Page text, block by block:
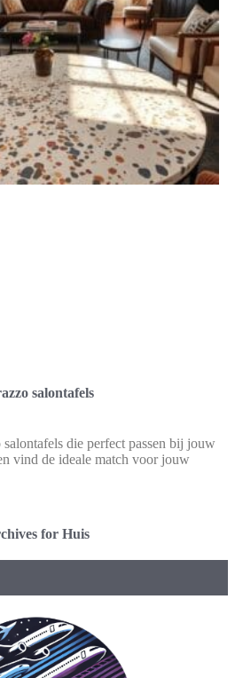
salontafels
die perfect passen bij jouw
vind de ideale match voor jouw
for Huis